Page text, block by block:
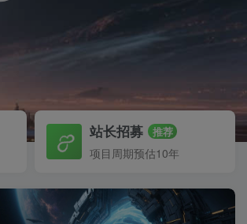
站长招募 推荐
项目周期预估10年